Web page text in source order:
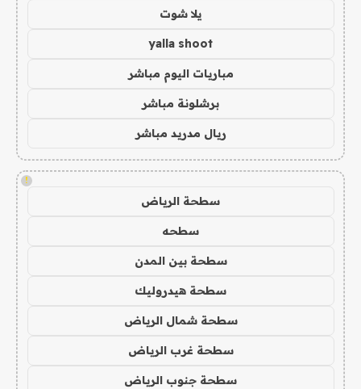
يلا شوت
yalla shoot
مباريات اليوم مباشر
برشلونة مباشر
ريال مدريد مباشر
!
سطحة الرياض
سطحه
سطحة بين المدن
سطحة هيدروليك
سطحة شمال الرياض
سطحة غرب الرياض
سطحة جنوب الرياض